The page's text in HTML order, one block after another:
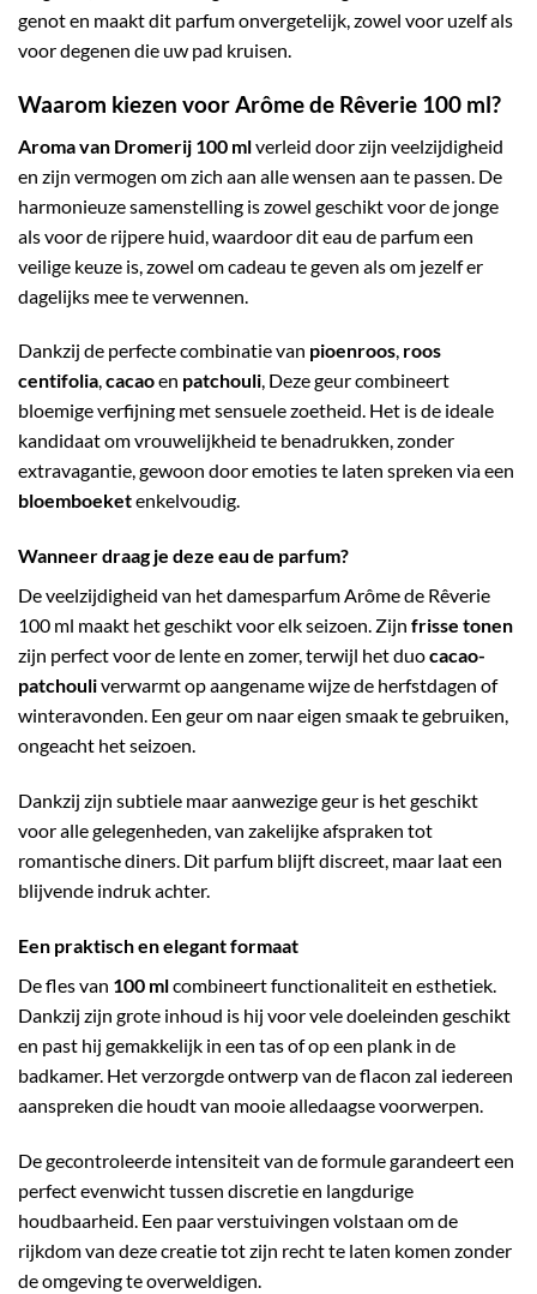
genot en maakt dit parfum onvergetelijk, zowel voor uzelf als
voor degenen die uw pad kruisen.
Waarom kiezen voor Arôme de Rêverie 100 ml?
Aroma van Dromerij 100 mlverleid door zijn veelzijdigheid
en zijn vermogen om zich aan alle wensen aan te passen. De
harmonieuze samenstelling is zowel geschikt voor de jonge
als voor de rijpere huid, waardoor dit eau de parfum een
veilige keuze is, zowel om cadeau te geven als om jezelf er
dagelijks mee te verwennen.
Dankzij de perfecte combinatie van pioenroos, roos
centifolia,cacaoen patchouli, Deze geur combineert
bloemige verfijning met sensuele zoetheid. Het is de ideale
kandidaat om vrouwelijkheid te benadrukken, zonder
extravagantie, gewoon door emoties te laten spreken via een
bloemboeketenkelvoudig.
Wanneer draag je deze eau de parfum?
De veelzijdigheid van het damesparfum Arôme de Rêverie
100 ml maakt het geschikt voor elk seizoen. Zijn frisse tonen
zijn perfect voor de lente en zomer, terwijl het duocacao-
patchouliverwarmt op aangename wijze de herfstdagen of
winteravonden. Een geur om naar eigen smaak te gebruiken,
ongeacht het seizoen.
Dankzij zijn subtiele maar aanwezige geur is het geschikt
voor alle gelegenheden, van zakelijke afspraken tot
romantische diners. Dit parfum blijft discreet, maar laat een
blijvende indruk achter.
Een praktisch en elegant formaat
De fles van 100 mlcombineert functionaliteit en esthetiek.
Dankzij zijn grote inhoud is hij voor vele doeleinden geschikt
en past hij gemakkelijk in een tas of op een plank in de
badkamer. Het verzorgde ontwerp van de flacon zal iedereen
aanspreken die houdt van mooie alledaagse voorwerpen.
De gecontroleerde intensiteit van de formule garandeert een
perfect evenwicht tussen discretie en langdurige
houdbaarheid. Een paar verstuivingen volstaan om de
rijkdom van deze creatie tot zijn recht te laten komen zonder
de omgeving te overweldigen.